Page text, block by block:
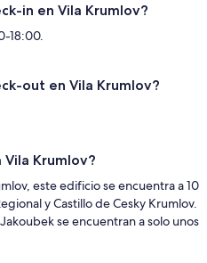
in en Vila Krumlov?
18:00.
out en Vila Krumlov?
Krumlov?
este edificio se encuentra a 10
y Castillo de Cesky Krumlov.
se encuentran a solo unos